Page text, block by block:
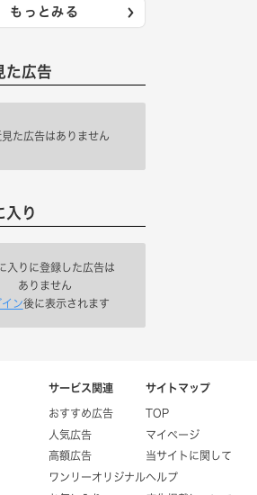
もっとみる
た広告
た広告はありません
入り
入りに登録した広告は
ありません
イン後に表示されます
サービス関連
おすすめ広告
人気広告
高額広告
ワンリーオリジナル
サイトマップ
TOP
マイページ
当サイトに関して
ヘルプ